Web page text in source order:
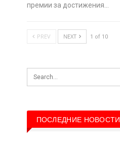
премии за достижения…
PREV NEXT 1 of 10
ПОСЛЕДНИЕ НОВОСТИ